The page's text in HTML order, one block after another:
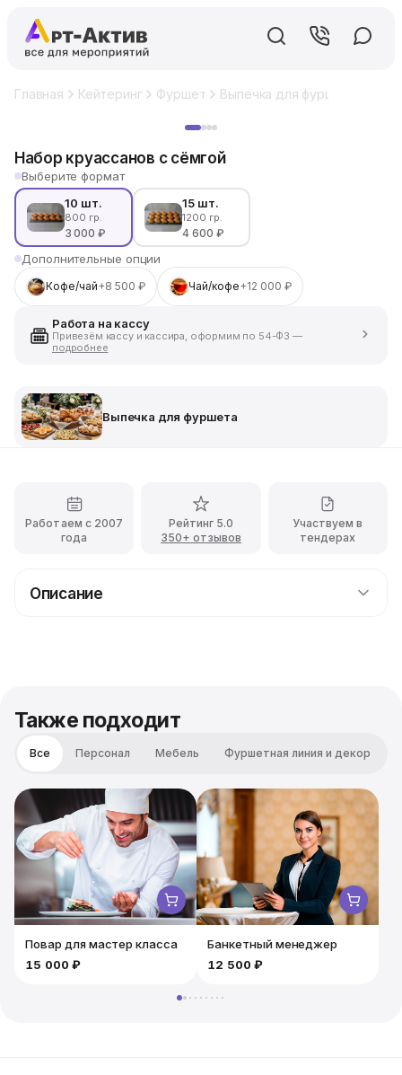
Главная Кейтеринг Фуршет Выпечка для фуршета
Набор круассанов с сёмгой
Выберите формат
10 шт.
800 гр.
3 000 ₽
15 шт.
1200 гр.
4 600 ₽
Дополнительные опции
Кофе/чай+8 500 ₽ Чай/кофе+12 000 ₽
Работа на кассу
Привезём кассу и кассира, оформим по 54-ФЗ —
подробнее
Выпечка для фуршета
Работаем с 2007
года
Рейтинг 5.0
350+ отзывов
Участвуем в
тендерах
Описание
которая отлично подойдет для организации фуршета
вкусную еду теперь очень просто — мы привезем
аппетитные мини-круассаны точно ко времени.
Порадуйте гостей великолепным вкусом и
безупречной подачей блюд!
Также подходит
Все Персонал Мебель Фуршетная линия и декор
Повар для мастер класса
15 000 ₽
Банкетный менеджер
12 500 ₽